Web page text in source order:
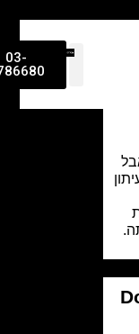
03-
9786680